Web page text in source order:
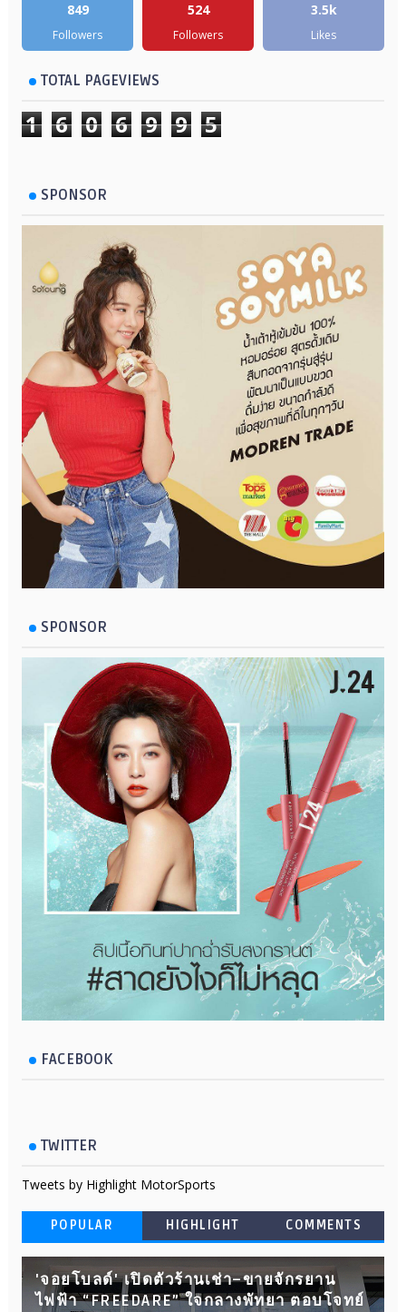
849
Followers
524
Followers
3.5k
Likes
TOTAL PAGEVIEWS
1 6 0 6 9 9 5
SPONSOR
SPONSOR
FACEBOOK
TWITTER
Tweets by Highlight MotorSports
POPULAR HIGHLIGHT COMMENTS
'จอยโบลด์' เปิดตัวร้านเช่า–ขายจักรยาน
ไฟฟ้า “FREEDARE” ใจกลางพัทยา ตอบโจทย์